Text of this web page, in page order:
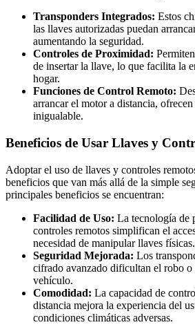
Transponders Integrados: Estos
las llaves autorizadas puedan
aumentando la seguridad.
Controles de Proximidad:
de insertar la llave, lo que facilita la
hogar.
Funciones de Control Remoto:
arrancar el motor a distancia,
inigualable.
Beneficios de Usar Llaves y
Adoptar el uso de llaves y controles
beneficios que van más allá de la simple
principales beneficios se encuentran:
Facilidad de Uso: La tecnología de
controles remotos simplifican el
necesidad de manipular llaves físicas.
Seguridad Mejorada: Los
cifrado avanzado dificultan el robo
vehículo.
Comodidad: La capacidad de
distancia mejora la experiencia del
condiciones climáticas adversas.